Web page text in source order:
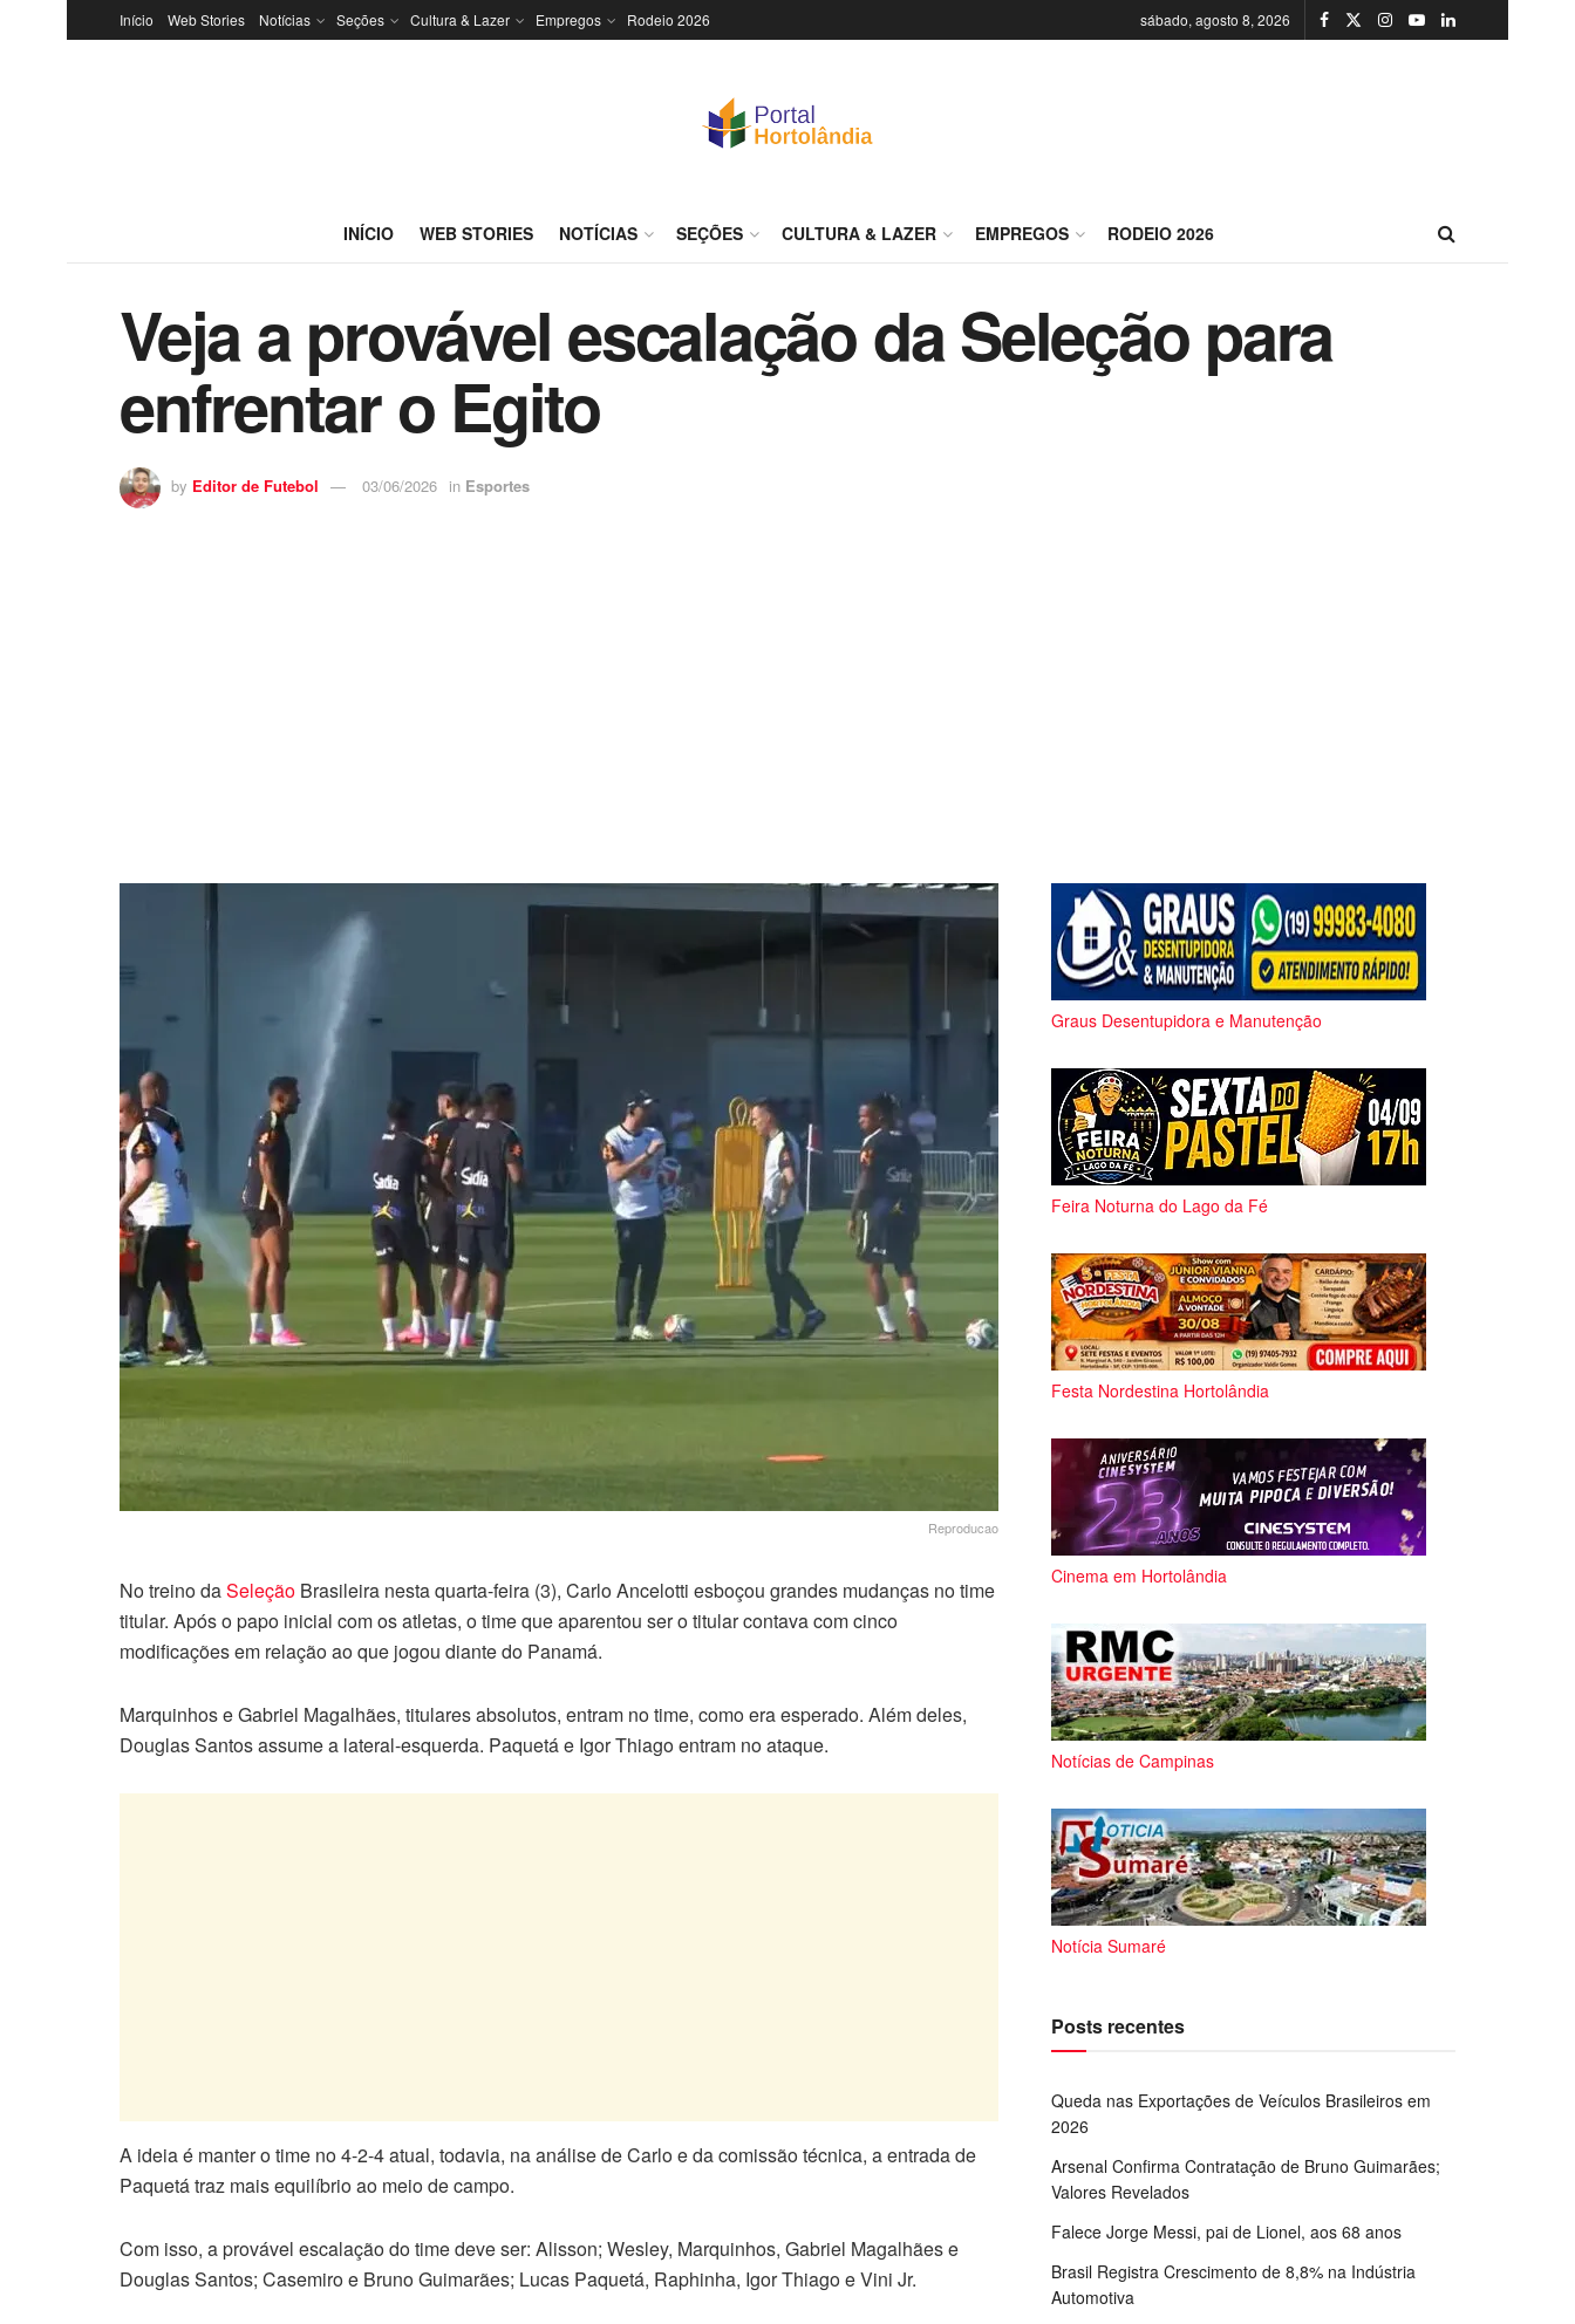
Início Web Stories Notícias Seções Cultura & Lazer Empregos Rodeio 2026 sábado, agosto 8, 2026
INÍCIO WEB STORIES NOTÍCIAS SEÇÕES CULTURA & LAZER EMPREGOS RODEIO 2026
Veja a provável escalação da Seleção para
enfrentar o Egito
by Editor de Futebol 03/06/2026 in Esportes
Reproducao
No treino daSeleção Brasileira nesta quarta-feira (3), Carlo Ancelotti esboçou grandes mudanças no time
titular. Após o papo inicial com os atletas, o time que aparentou ser o titular contava com cinco
modificações em relação ao que jogou diante do Panamá.
Marquinhos e Gabriel Magalhães, titulares absolutos, entram no time, como era esperado. Além deles,
Douglas Santos assume a lateral-esquerda. Paquetá e Igor Thiago entram no ataque.
A ideia é manter o time no 4-2-4 atual, todavia, na análise de Carlo e da comissão técnica, a entrada de
Paquetá traz mais equilíbrio ao meio de campo.
Com isso, a provável escalação do time deve ser: Alisson; Wesley, Marquinhos, Gabriel Magalhães e
Douglas Santos; Casemiro e Bruno Guimarães; Lucas Paquetá, Raphinha, Igor Thiago e Vini Jr.
Graus Desentupidora e Manutenção
Feira Noturna do Lago da Fé
Festa Nordestina Hortolândia
Cinema em Hortolândia
Notícias de Campinas
Notícia Sumaré
Posts recentes
Queda nas Exportações de Veículos Brasileiros em
2026
Arsenal Confirma Contratação de Bruno Guimarães;
Valores Revelados
Falece Jorge Messi, pai de Lionel, aos 68 anos
Brasil Registra Crescimento de 8,8% na Indústria
Automotiva